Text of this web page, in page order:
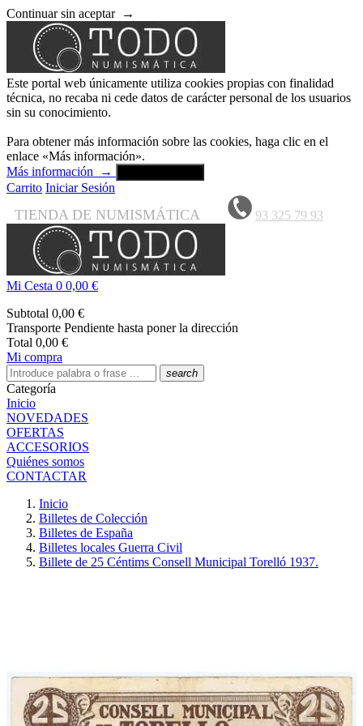
Continuar sin aceptar →
Este portal web únicamente utiliza cookies propias con finalidad
técnica, no recaba ni cede datos de carácter personal de los usuarios
sin su conocimiento.
Para obtener más información sobre las cookies, haga clic en el
enlace «Más información».
Más información
→
Carrito Iniciar Sesión
TIENDA DE NUMISMÁTICA 93 325 79 93
Mi Cesta 0 0,00 €
Subtotal 0,00 €
Transporte Pendiente hasta poner la dirección
Total 0,00 €
Mi compra
search
Categoría
Inicio
NOVEDADES
OFERTAS
ACCESORIOS
Quiénes somos
CONTACTAR
Inicio
Billetes de Colección
Billetes de España
Billetes locales Guerra Civil
Billete de 25 Céntims Consell Municipal Torelló 1937.